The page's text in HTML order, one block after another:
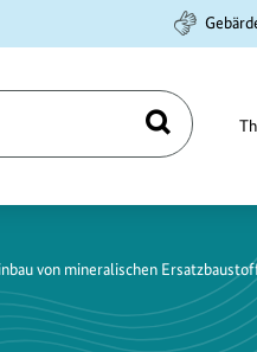
Suchen
A
von mineralischen